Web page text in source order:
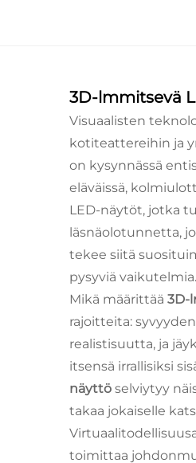
3D-lmmitsevä
Visuaalisten
kotiteattereihin ja
on kysynnässä
eläväissä,
LED-näytöt, jotka
läsnäolotunnetta,
tekee siitä
pysyviä vaikutelmia.
Mikä määrittää 3D-
rajoitteita:
realistisuutta, ja
itsensä irrallisiksi
näyttö selviytyy
takaa jokaiselle
toimittaa